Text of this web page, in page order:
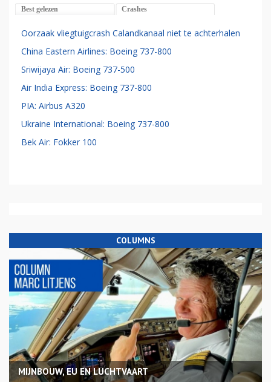
Best gelezen Crashes
Oorzaak vliegtuigcrash Calandkanaal niet te achterhalen
China Eastern Airlines: Boeing 737-800
Sriwijaya Air: Boeing 737-500
Air India Express: Boeing 737-800
PIA: Airbus A320
Ukraine International: Boeing 737-800
Bek Air: Fokker 100
COLUMNS
MIJNBOUW, EU EN LUCHTVAART